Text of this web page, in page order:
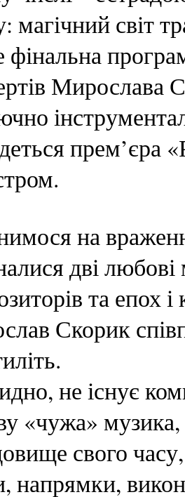
магічний світ
Мирослава
прем’єра
на
дві
та епох
Скорик
не існує
«чужа»
свого
напрямки,